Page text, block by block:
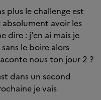
plus le challenge est
avoir les
dire : j'en ai mais je
le boire alors
nous ton jour 2 ?
dans un second
je vais